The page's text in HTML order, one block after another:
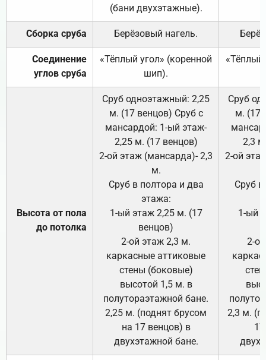
(бани двухэтажные).
Сборка сруба Берёзовый нагель.
Соединение
углов сруба
«Тёплый угол» (коренной
шип).
«Тёплый
Высота от пола
до потолка
Сруб одноэтажный: 2,25
м. (17 венцов) Сруб с
мансардой: 1-ый этаж-
2,25 м. (17 венцов)
2-ой этаж (мансарда)- 2,3
м.
Сруб в полтора и два
этажа:
1-ый этаж 2,25 м. (17
венцов)
2-ой этаж 2,3 м.
каркасные аттиковые
стены (боковые)
высотой 1,5 м. в
полутораэтажной бане.
2,25 м. (поднят брусом
на 17 венцов) в
двухэтажной бане.
Сруб
м. (17
2,3
2-ой
Сруб
1-ый
2-
2,3 м.